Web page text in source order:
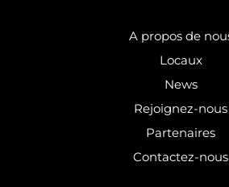
A propos de
Locaux
News
Rejoignez-nous
Partenaires
Contactez-nous